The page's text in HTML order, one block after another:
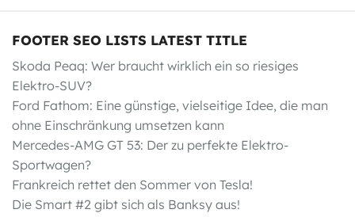
FOOTER SEO LISTS LATEST TITLE
Skoda Peaq: Wer braucht wirklich ein so riesiges
Elektro-SUV?
Ford Fathom: Eine günstige, vielseitige Idee, die man
ohne Einschränkung umsetzen kann
Mercedes-AMG GT 53: Der zu perfekte Elektro-
Sportwagen?
Frankreich rettet den Sommer von Tesla!
Die Smart #2 gibt sich als Banksy aus!